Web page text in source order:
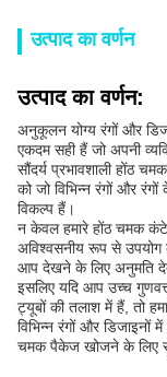
उत्पाद का वर्णन
उत्पाद का वर्णन:
अनुकूलन योग्य रंगों और
एकदम सही हैं जो अपनी
सौंदर्य प्रभावशाली होंठ
को जो विभिन्न रंगों और
विकल्प हैं।
न केवल हमारे होंठ चमक
अविश्वसनीय रूप से उपयोग
आप देखने के लिए अनुमति
इसलिए यदि आप उच्च
ट्यूबों की तलाश में हैं, तो
विभिन्न रंगों और
चमक पैकेज खोजने के लिए